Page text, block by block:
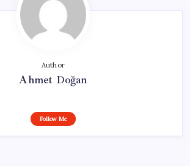
Author
Ahmet Doğan
Follow Me